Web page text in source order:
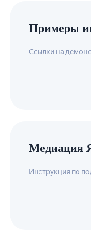
Примеры
Ссылки на
Медиация
Инструкция по